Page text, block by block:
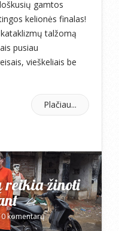
gamtos
kelionės finalas!
talžomą
pusiau
vieškeliais be
Plačiau...
reikia žinoti
0 komentarų